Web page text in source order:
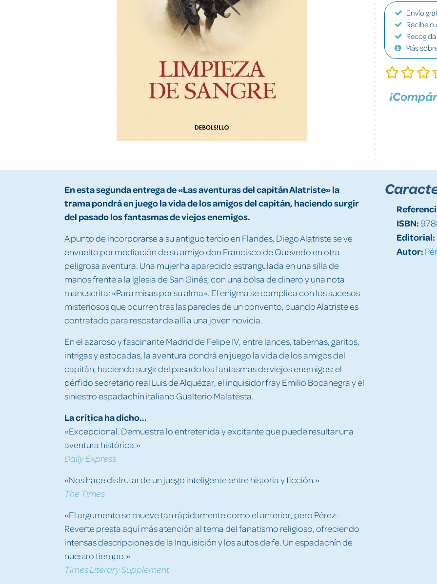
Envío
Recíbelo
Más
En esta segunda entrega de «Las aventuras del capitán Alatriste» la
trama pondrá en juego la vida de los amigos del capitán, haciendo surgir
del pasado los fantasmas de viejos enemigos.
A punto de incorporarse a su antiguo tercio en Flandes, Diego Alatriste se ve
envuelto por mediación de su amigo don Francisco de Quevedo en otra
peligrosa aventura. Una mujer ha aparecido estrangulada en una silla de
manos frente a la iglesia de San Ginés, con una bolsa de dinero y una nota
manuscrita: «Para misas por su alma». El enigma se complica con los sucesos
misteriosos que ocurren tras las paredes de un convento, cuando Alatriste es
contratado para rescatar de allí a una joven novicia.
En el azaroso y fascinante Madrid de Felipe IV, entre lances, tabernas, garitos,
intrigas y estocadas, la aventura pondrá en juego la vida de los amigos del
capitán, haciendo surgir del pasado los fantasmas de viejos enemigos: el
pérfido secretario real Luis de Alquézar, el inquisidor fray Emilio Bocanegra y el
siniestro espadachín italiano Gualterio Malatesta.
La crítica ha dicho...
«Excepcional. Demuestra lo entretenida y excitante que puede resultar una
aventura histórica.»
Daily Express
«Nos hace disfrutar de un juego inteligente entre historia y ficción.»
The Times
«El argumento se mueve tan rápidamente como el anterior, pero Pérez-
Reverte presta aquí más atención al tema del fanatismo religioso, ofreciendo
intensas descripciones de la Inquisición y los autos de fe. Un espadachín de
nuestro tiempo.»
Times Literary Supplement
ISBN:
Editorial:
Autor: